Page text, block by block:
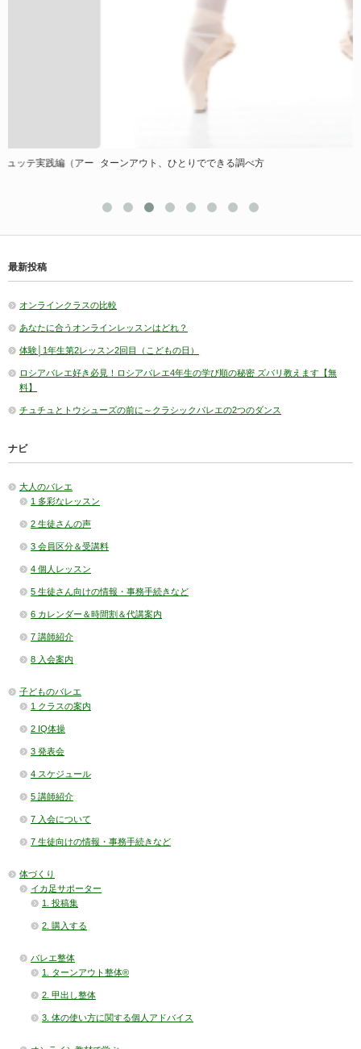
ターンアウト、ひとりでできる調べ方
最新投稿
オンラインクラスの比較
あなたに合うオンラインレッスンはどれ？
体験│1年生第2レッスン2回目（こどもの日）
ロシアバレエ好き必見！ロシアバレエ4年生の学び順の秘密 ズバリ教えます【無
料】
チュチュとトウシューズの前に～クラシックバレエの2つのダンス
ナビ
大人のバレエ
1 多彩なレッスン
2 生徒さんの声
3 会員区分＆受講料
4 個人レッスン
5 生徒さん向けの情報・事務手続きなど
6 カレンダー＆時間割＆代講案内
7 講師紹介
8 入会案内
子どものバレエ
1 クラスの案内
2 IQ体操
3 発表会
4 スケジュール
5 講師紹介
7 入会について
7 生徒向けの情報・事務手続きなど
体づくり
イカ足サポーター
1. 投稿集
2. 購入する
バレエ整体
1. ターンアウト整体®
2. 甲出し整体
3. 体の使い方に関する個人アドバイス